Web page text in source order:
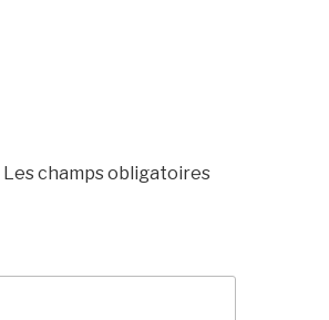
Les champs obligatoires